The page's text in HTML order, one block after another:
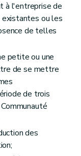
à l'entreprise de
existantes ou les
de telles
petite ou une
de se mettre
de trois
des